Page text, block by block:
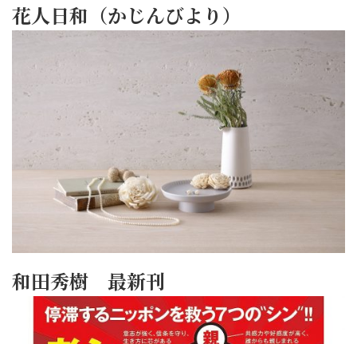
花人日和（かじんびより）
和田秀樹 最新刊